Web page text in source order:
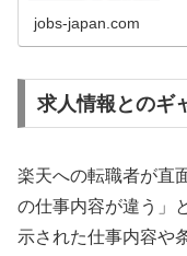
jobs-japan.com
求人情報とのギ
楽天への転職者が直
の仕事内容が違う」
示された仕事内容や